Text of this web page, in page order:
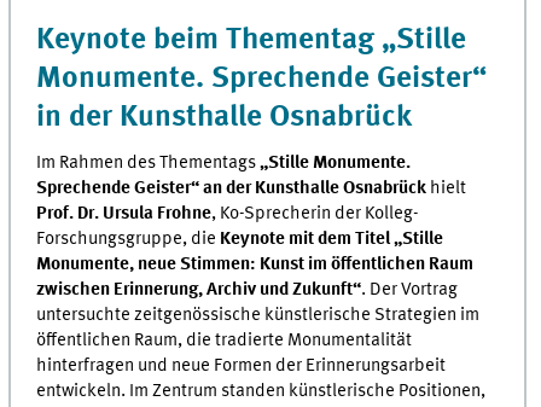
Keynote beim Thementag „Stille
Monumente. Sprechende Geister“
in der Kunsthalle Osnabrück
Im Rahmen des Thementags„Stille Monumente.
Sprechende Geister“ an der Kunsthalle Osnabrück hielt
Prof. Dr. Ursula Frohne, Ko-Sprecherin der Kolleg-
Forschungsgruppe, die Keynote mit dem Titel „Stille
Monumente, neue Stimmen: Kunst im öffentlichen Raum
zwischen Erinnerung, Archiv und Zukunft“. Der Vortrag
untersuchte zeitgenössische künstlerische Strategien im
öffentlichen Raum, die tradierte Monumentalität
hinterfragen und neue Formen der Erinnerungsarbeit
entwickeln. Im Zentrum standen künstlerische Positionen,